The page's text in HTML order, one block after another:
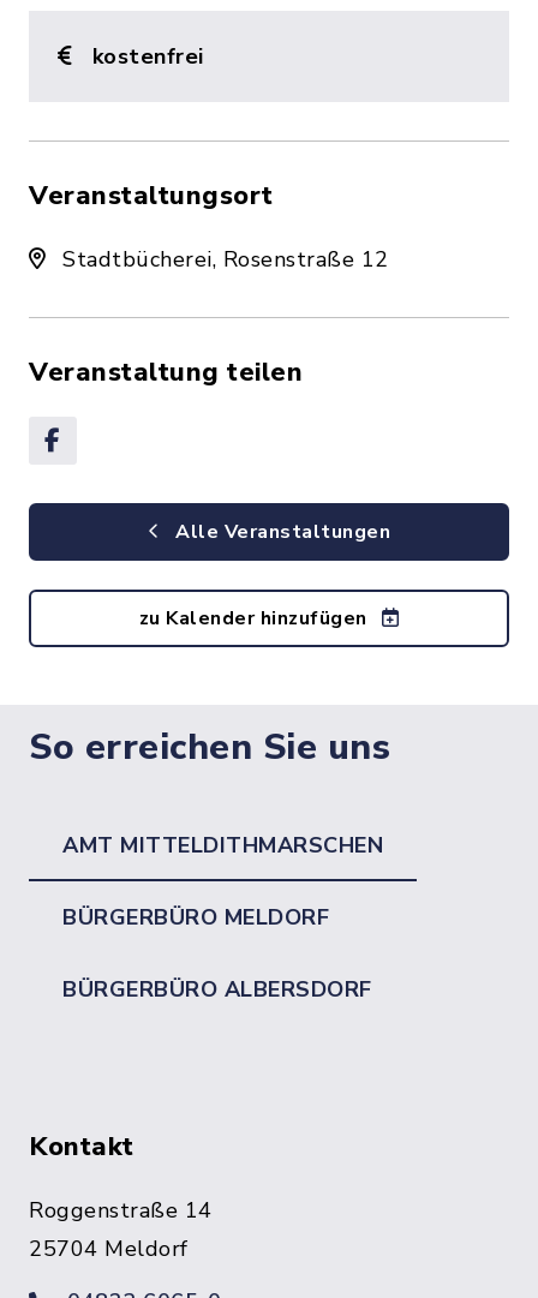
kostenfrei
Veranstaltungsort
Stadtbücherei, Rosenstraße 12
Veranstaltung teilen
Alle Veranstaltungen
zu Kalender hinzufügen
So erreichen Sie uns
AMT MITTELDITHMARSCHEN
BÜRGERBÜRO MELDORF
BÜRGERBÜRO ALBERSDORF
Kontakt
Roggenstraße 14
25704 Meldorf